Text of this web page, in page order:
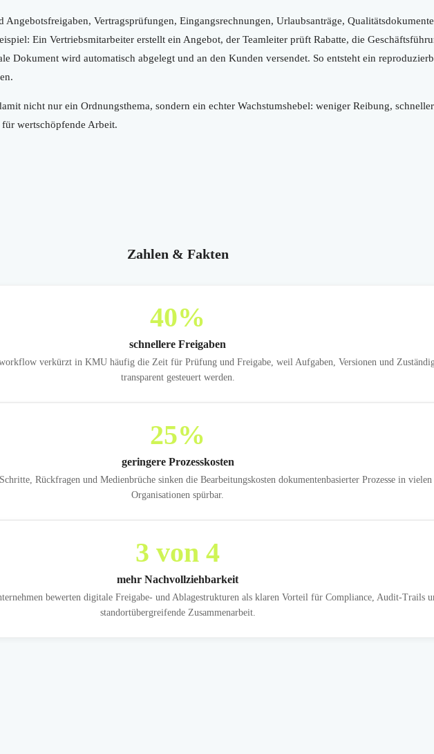
Angebotsfreigaben, Vertragsprüfungen, Eingangsrechnungen, Urlaubsanträge,
Ein Vertriebsmitarbeiter erstellt ein Angebot, der Teamleiter prüft Rabatte, die
Dokument wird automatisch abgelegt und an den Kunden versendet. So entsteht ein
nicht nur ein Ordnungsthema, sondern ein echter Wachstumshebel: weniger Reibung,
wertschöpfende Arbeit.
Zahlen & Fakten
40%
schnellere Freigaben
verkürzt in KMU häufig die Zeit für Prüfung und Freigabe, weil Aufgaben, Versionen und
transparent gesteuert werden.
25%
geringere Prozesskosten
Rückfragen und Medienbrüche sinken die Bearbeitungskosten dokumentenbasierter Prozesse in
Organisationen spürbar.
3 von 4
mehr Nachvollziehbarkeit
bewerten digitale Freigabe- und Ablagestrukturen als klaren Vorteil für Compliance, Audit-Trails
standortübergreifende Zusammenarbeit.